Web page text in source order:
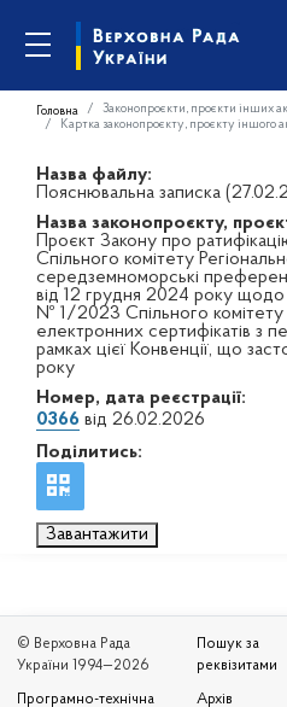
Головна Законопроєкти, проєкти інших
Картка законопроєкту, проєкту іншого
Назва файлу:
Пояснювальна записка
Назва законопроєкту,
Проєкт Закону про
Спільного комітету
середземноморські
від 12 грудня 2024 року
№ 1/2023 Спільного
електронних сертифікатів з
рамках цієї Конвенції, що
року
Номер, дата реєстрації:
0366 від 26.02.2026
Поділитись:
Завантажити
© Верховна Рада
України 1994—2026
Програмно-технічна
Пошук за
реквізитами
Архів